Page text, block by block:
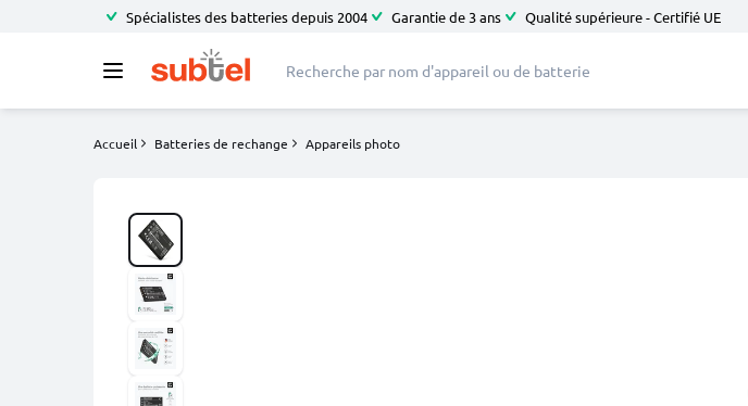
Spécialistes des batteries depuis 2004 Garantie de 3 ans Qualité supérieure - Certifié UE
Accueil Batteries de rechange Appareils photo